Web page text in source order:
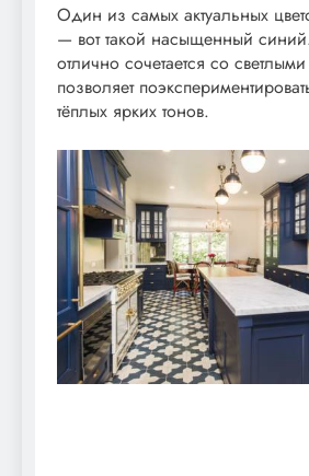
Один из самых актуальных
— вот такой насыщенный
отлично сочетается со
позволяет
тёплых ярких тонов.